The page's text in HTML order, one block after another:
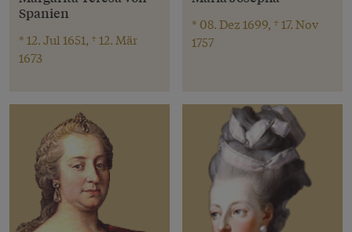
Spanien
* 12. Jul 1651, † 12. Mär
1673
* 08. Dez 1699, † 17. Nov
1757